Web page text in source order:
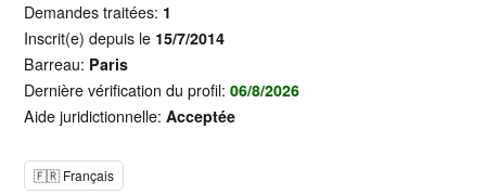
Demandes traitées: 1
Inscrit(e) depuis le 15/7/2014
Barreau: Paris
Dernière vérification du profil:06/8/2026
Aide juridictionnelle:Acceptée
🇫🇷 Français